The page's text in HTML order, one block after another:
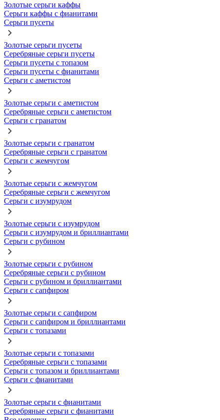
Золотые серьги каффы
Серьги каффы с фианитами
Серьги пусеты
Золотые серьги пусеты
Серебряные серьги пусеты
Серьги пусеты с топазом
Серьги пусеты с фианитами
Серьги с аметистом
Золотые серьги с аметистом
Серебряные серьги с аметистом
Серьги с гранатом
Золотые серьги с гранатом
Серебряные серьги с гранатом
Серьги с жемчугом
Золотые серьги с жемчугом
Серебряные серьги с жемчугом
Серьги с изумрудом
Золотые серьги с изумрудом
Серьги с изумрудом и бриллиантами
Серьги с рубином
Золотые серьги с рубином
Серебряные серьги с рубином
Серьги с рубином и бриллиантами
Серьги с сапфиром
Золотые серьги с сапфиром
Серьги с сапфиром и бриллиантами
Серьги с топазами
Золотые серьги с топазами
Серебряные серьги с топазами
Серьги с топазом и бриллиантами
Серьги с фианитами
Золотые серьги с фианитами
Серебряные серьги с фианитами